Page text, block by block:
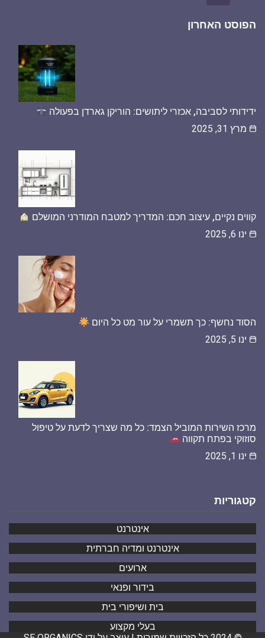
הפוסט האחרון
ידידותי לסביבה, אכזרי ליתושים: הוריקן גארדן בפעולה
מרץ 31, 2025
קווים נקיים, עיצוב חכם: המדריך למטבח המודרני המושלם
ינו 6, 2025
הסוד נחשף: כך תשמרי על עור מט כל היום
ינו 5, 2025
מרכז השירות המוביל הצמד: כל מה שצריך לדעת על טיפול
סוזוקי בפתח תקווה
ינו 1, 2025
קטגוריות
אינטרנט
אינטרנט ומדיה חברתית
ארועים
בידור ופנאי
בית ושיפורי בית
בעלי מקצוע